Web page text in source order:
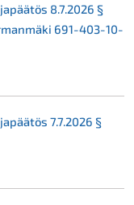
8.7.2026 §
691-403-10-
7.7.2026 §